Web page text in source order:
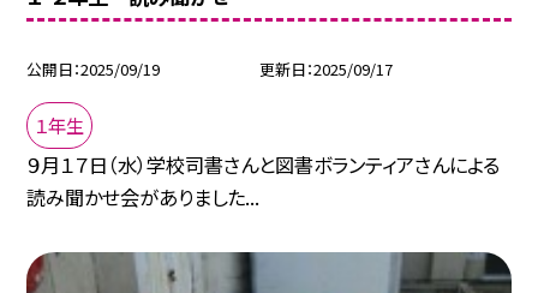
公開日 2025/09/19 更新日 2025/09/17
１年生
９月１７日（水）学校司書さんと図書ボランティアさんによる
読み聞かせ会がありました...